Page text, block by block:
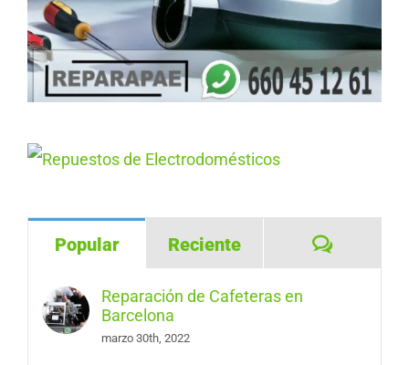
Popular Reciente
Reparación de Cafeteras en
Barcelona
marzo 30th, 2022